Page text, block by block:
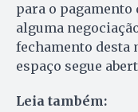
para o pagamento
alguma
fechamento desta
espaço segue
Leia também: